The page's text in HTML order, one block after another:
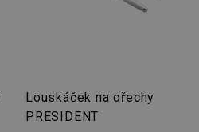
Louskáček na ořechy
PRESIDENT